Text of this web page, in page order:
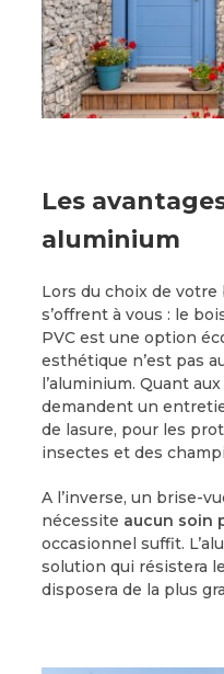
Les
aluminium
Lors du choix de
s’offrent à vous : le
PVC est une option
esthétique n’est pas
l’aluminium. Quant
demandent un
de lasure, pour les
insectes et des
A l’inverse, un brise-
nécessite aucun soin
occasionnel suffit.
solution qui résistera
disposera de la plus